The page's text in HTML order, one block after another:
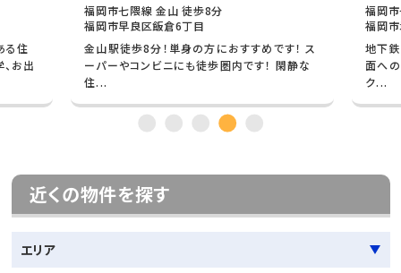
る住
お出
福岡市七隈線 金山 徒歩8分
福岡市早良区飯倉6丁目
金山駅徒歩8分！単身の方におすすめです！ ス
ーパーやコンビニにも徒歩圏内です！ 閑静な
住...
福岡
福岡
地下
面へ
ク...
近くの物件を探す
エリア